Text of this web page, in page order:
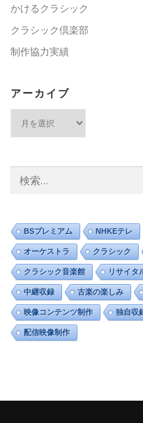
かけるクラシック
クラシック倶楽部
制作協力実績
アーカイブ
索:
BSプレミアム NHKEテレ
オーケストラ クラシック
クラシック音楽館 リサイタ
中継収録 古楽の楽しみ
映像コンテンツ制作 独自収
配信映像制作